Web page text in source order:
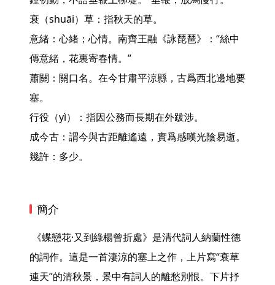
衰（shuāi）草：指秋天的草。
意緒：心緒；心情。南齊王融《詠琵琶》：“絲中
傳意緒，花裏寄春情。”
蕭關：關口名。在今甘肅平涼縣，古爲西北邊地要
塞。
行役（yì）：指因公務而長期在外跋涉。
成今古：謂今與古距離遙遠，實爲感嘆光陰易逝。
幾許：多少。
簡介
的詞作。這是一首淒涼的塞上之作，上片寫“衰草
連天”的清秋景，景中有詞人的離愁別恨。下片抒